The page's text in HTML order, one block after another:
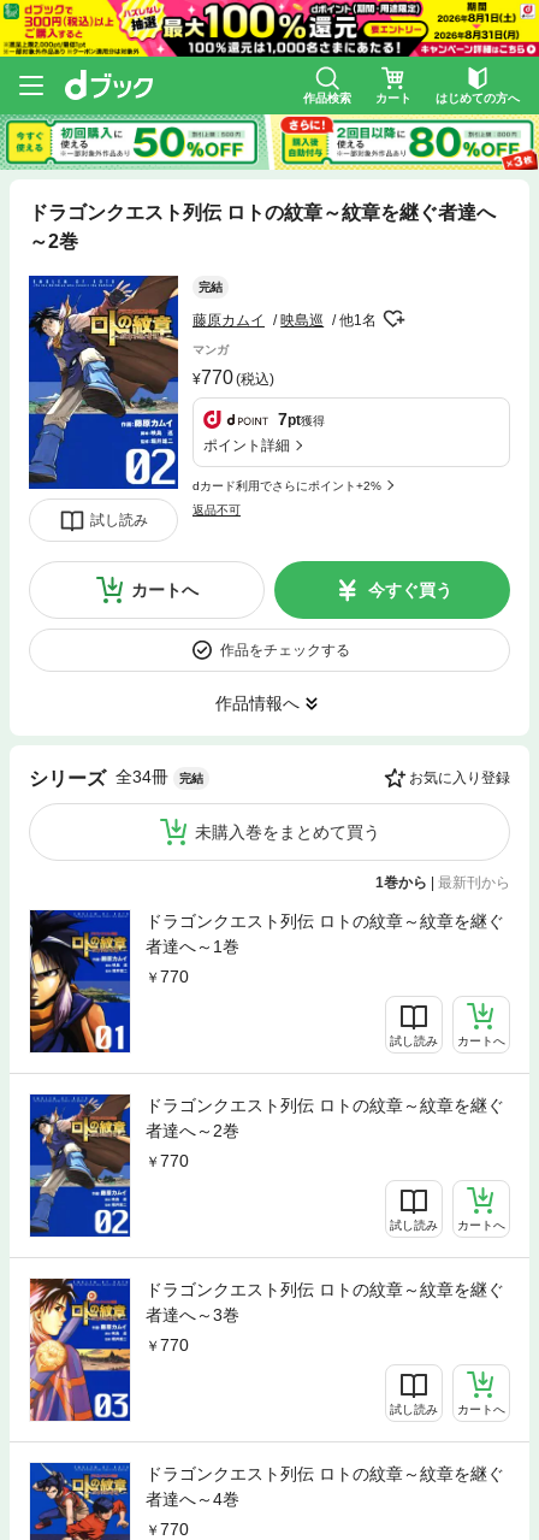
作品検索 カート はじめての方へ
ドラゴンクエスト列伝 ロトの紋章～紋章を継ぐ者達へ
～2巻
試し読み
完結
藤原カムイ 映島巡 他1名
マンガ
770(税込)
7pt獲得
ポイント詳細
dカード利用でさらにポイント+2%
返品不可
カートへ 今すぐ買う
作品をチェックする
作品情報へ
シリーズ 全34冊 完結 お気に入り登録
未購入巻をまとめて買う
1巻から | 最新刊から
ドラゴンクエスト列伝 ロトの紋章～紋章を継ぐ
者達へ～1巻
770
試し読み カートへ
ドラゴンクエスト列伝 ロトの紋章～紋章を継ぐ
者達へ～2巻
770
試し読み カートへ
ドラゴンクエスト列伝 ロトの紋章～紋章を継ぐ
者達へ～3巻
770
試し読み カートへ
ドラゴンクエスト列伝 ロトの紋章～紋章を継ぐ
者達へ～4巻
770